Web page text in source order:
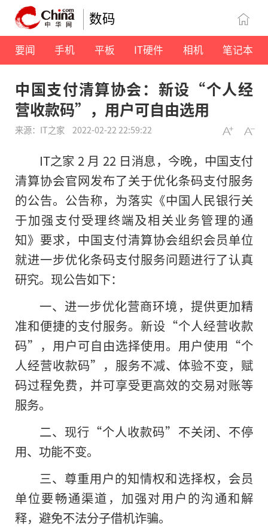
数码
要闻 手机 平板 IT硬件 相机 笔记本
中国支付清算协会：新设“个人经
营收款码”，用户可自由选用
来源：IT之家 2022-02-22 22:59:22
IT之家 2 月 22 日消息，今晚，中国支付
清算协会官网发布了关于优化条码支付服务
的公告。公告称，为落实《中国人民银行关
于加强支付受理终端及相关业务管理的通
知》要求，中国支付清算协会组织会员单位
就进一步优化条码支付服务问题进行了认真
研究。现公告如下：
一、进一步优化营商环境，提供更加精
准和便捷的支付服务。新设“个人经营收款
码”，用户可自由选择使用。用户使用“个
人经营收款码”，服务不减、体验不变，赋
码过程免费，并可享受更高效的交易对账等
服务。
二、现行“个人收款码”不关闭、不停
用、功能不变。
三、尊重用户的知情权和选择权，会员
单位要畅通渠道，加强对用户的沟通和解
释，避免不法分子借机诈骗。